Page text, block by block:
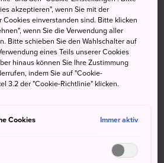
Meer liegt. Er gehört zur Aqua-
die unter der Bucht von
der PräfekturChiba
zur Präfektur
Tunnel führt bei Umihotaru PA
Sie eine Rast einlegen, die
vieles mehr unternehmen können.
über eine einzigartige Parkanlage,
akzeptieren", wenn Sie mit der
Cookies einverstanden sind. Bitte klicken
wenn Sie die Verwendung aller
Bitte schieben Sie den Wahlschalter auf
eines Teils unserer Cookies
hinaus können Sie Ihre Zustimmung
indem Sie auf "Cookie-
3.2 der "Cookie-Richtlinie" klicken.
Cookies Immer aktiv